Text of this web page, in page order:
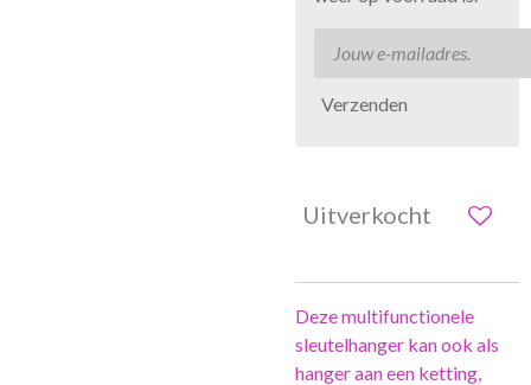
Verzenden
Uitverkocht
Deze multifunctionele
sleutelhanger kan ook als
hanger aan een ketting,